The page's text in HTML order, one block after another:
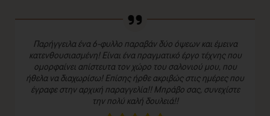
Παρήγγειλα ένα 6-φυλλο παραβάν δύο όψεων και έμεινα
κατενθουσιασμένη! Είναι ένα πραγματικό έργο τέχνης που
ομορφαίνει απίστευτα τον χώρο του σαλονιού μου, που
ήθελα να διαχωρίσω! Επίσης ήρθε ακριβώς στις ημέρες που
έγραφε στην αρχική παραγγελία!! Μπράβο σας, συνεχίστε
την πολύ καλή δουλειά!!